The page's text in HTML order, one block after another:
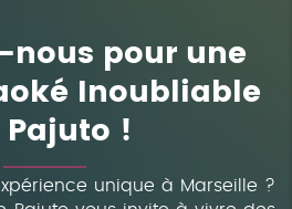
nous pour une
Inoubliable
!
unique à Marseille ?